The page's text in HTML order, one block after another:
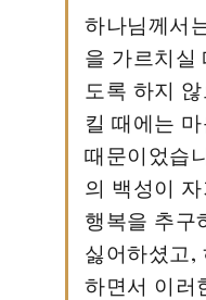
하나님께서
을 가르치실
도록 하지
킬 때에는
때문이었습
의 백성이
행복을 추구
싫어하셨고,
하면서 이러